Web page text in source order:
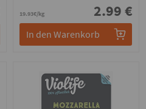
19.93€/kg 2.99 €
In den Warenkorb